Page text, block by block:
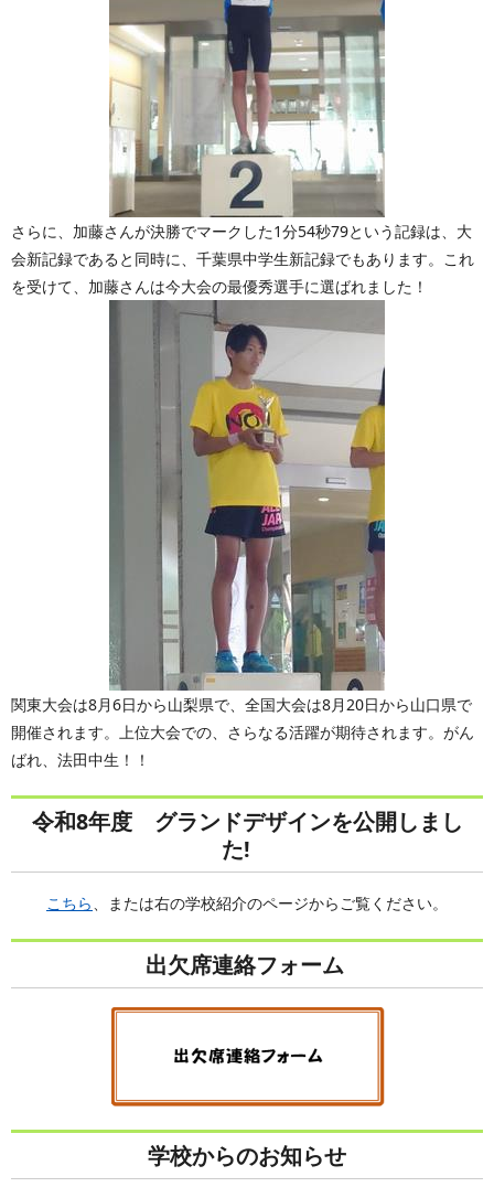
さらに、加藤さんが決勝でマークした1分54秒79という記録は、大
会新記録であると同時に、千葉県中学生新記録でもあります。これ
を受けて、加藤さんは今大会の最優秀選手に選ばれました！
関東大会は8月6日から山梨県で、全国大会は8月20日から山口県で
開催されます。上位大会での、さらなる活躍が期待されます。がん
ばれ、法田中生！！
令和8年度 グランドデザインを公開しまし
た!
こちら、または右の学校紹介のページからご覧ください。
出欠席連絡フォーム
学校からのお知らせ